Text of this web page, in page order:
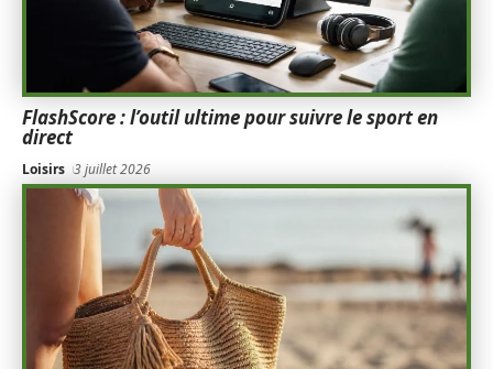
FlashScore : l’outil ultime pour suivre le sport en
direct
Loisirs 3 juillet 2026